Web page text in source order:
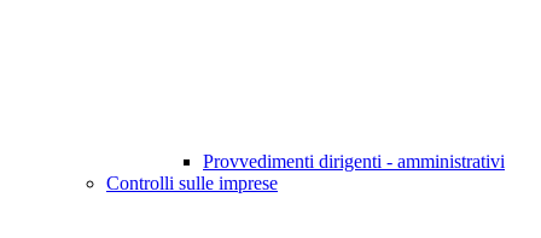
Provvedimenti dirigenti - amministrativi
Controlli sulle imprese